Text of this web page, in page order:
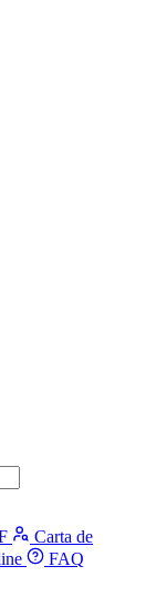
Carta de
FAQ